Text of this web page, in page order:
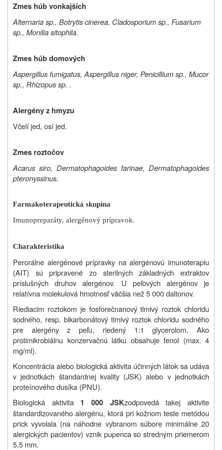
Zmes húb vonkajších
Alternaria sp., Botrytis cinerea, Cladosporium sp., Fusarium
sp., Monilia sitophila.
Zmes húb domových
Aspergillus fumigatus, Aspergillus niger, Penicillium sp., Mucor
sp., Rhizopus sp. .
Alergény z hmyzu
Včelí jed, osí jed.
Zmes roztočov
Acarus siro, Dermatophagoides farinae, Dermatophagoides
pteronyssinus.
Farmakoterapeutická skupina
Imunopreparáty, alergénový prípravok.
Charakteristika
Perorálne alergénové prípravky na alergénovú imunoterapiu
(AIT) sú pripravené zo sterilných základných extraktov
príslušných druhov alergénov. U peľových alergénov je
relatívna molekulová hmotnosť väčšia než 5 000 daltonov.
Riediacim roztokom je fosforečnanový tlmivý roztok chloridu
sodného, resp. bikarbonátový tlmivý roztok chloridu sodného
pre alergény z peľu, riedený 1:1 glycerolom. Ako
protimikrobiálnu konzervačnú látku obsahuje fenol (max. 4
mg/ml).
Koncentrácia alebo biologická aktivita účinných látok sa udáva
v jednotkách štandardnej kvality (JSK) alebo v jednotkách
proteínového dusíka (PNU).
Biologická aktivita
1 000 JSKzodpovedá takej aktivite
štandardizovaného alergénu, ktorá pri kožnom teste metódou
prick vyvolala (na náhodne vybranom súbore minimálne 20
alergických pacientov) vznik pupenca so stredným priemerom
5,5 mm.